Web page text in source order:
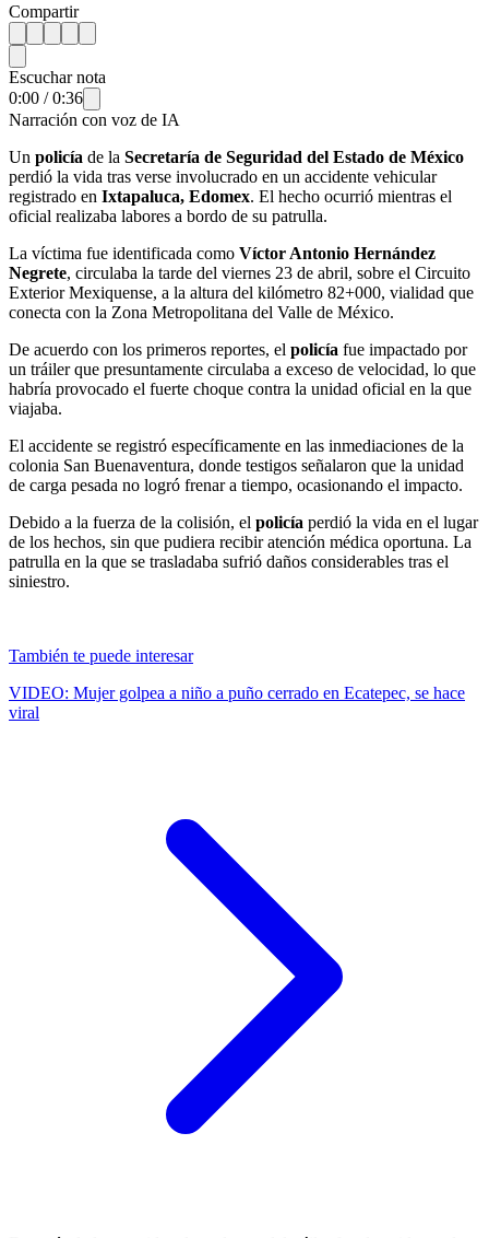
Compartir
Escuchar nota
0:00 /0:36
Narración con voz de IA
Un policía de la Secretaría de Seguridad del Estado de México
perdió la vida tras verse involucrado en un accidente vehicular
registrado en Ixtapaluca, Edomex. El hecho ocurrió mientras el
oficial realizaba labores a bordo de su patrulla.
La víctima fue identificada como Víctor Antonio Hernández
Negrete, circulaba la tarde del viernes 23 de abril, sobre el Circuito
Exterior Mexiquense, a la altura del kilómetro 82+000, vialidad que
conecta con la Zona Metropolitana del Valle de México.
De acuerdo con los primeros reportes, el policía fue impactado por
un tráiler que presuntamente circulaba a exceso de velocidad, lo que
habría provocado el fuerte choque contra la unidad oficial en la que
viajaba.
El accidente se registró específicamente en las inmediaciones de la
colonia San Buenaventura, donde testigos señalaron que la unidad
de carga pesada no logró frenar a tiempo, ocasionando el impacto.
Debido a la fuerza de la colisión, el policía perdió la vida en el lugar
de los hechos, sin que pudiera recibir atención médica oportuna. La
patrulla en la que se trasladaba sufrió daños considerables tras el
siniestro.
También te puede interesar
VIDEO: Mujer golpea a niño a puño cerrado en Ecatepec, se hace
viral